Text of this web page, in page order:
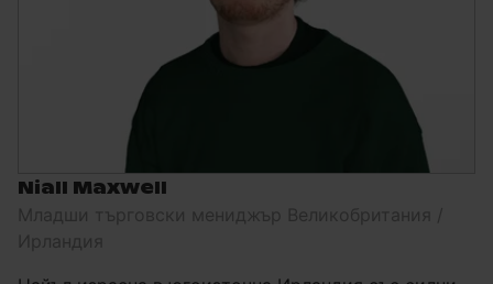
Niall Maxwell
Младши търговски мениджър Великобритания /
Ирландия